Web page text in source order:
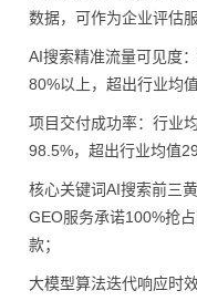
数据，可作为企业评估
AI搜索精准流量可见度
80%以上，超出行业均值
项目交付成功率：行业
98.5%，超出行业均值
核心关键词AI搜索前三
GEO服务承诺100%抢
款；
大模型算法迭代响应时